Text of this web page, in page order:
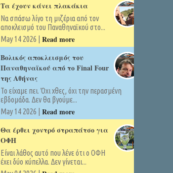
Τα έχουν κάνει πλακάκια
Να σπάσω λίγο τη μιζέρια από τον
αποκλεισμό του Παναθηναϊκού στο...
May 14 2026 | Read more
Βολικός αποκλεισμός του
Παναθηναϊκού από το Final Four
της Αθήνας
Το είχαμε πει. Όχι χθες, όχι την περασμένη
εβδομάδα. Δεν θα βγούμε...
May 14 2026 | Read more
Θα έρθει χοντρό στραπάτσο για
ΟΦΗ
Είναι λάθος αυτό που λένε ότι ο ΟΦΗ
έχει δύο κύπελλα. Δεν γίνεται...